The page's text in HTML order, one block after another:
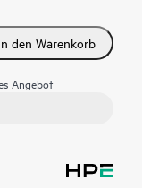
den Warenkorb
Angebot